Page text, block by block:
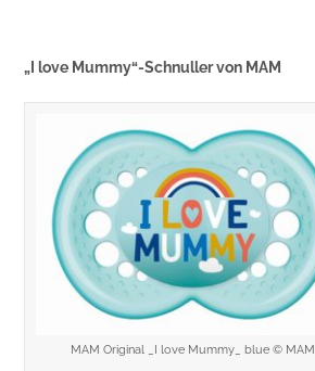
„I love Mummy“-Schnuller von MAM
MAM Original _I love Mummy_ blue © MAM